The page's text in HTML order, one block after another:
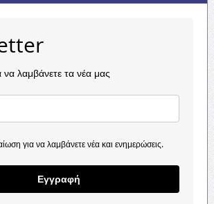
να λαμβάνετε τα νέα μας
για να λαμβάνετε νέα και ενημερώσεις.
Εγγραφή